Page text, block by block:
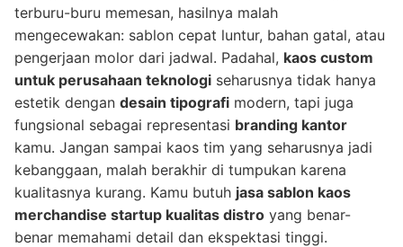
terburu-buru memesan, hasilnya malah
mengecewakan: sablon cepat luntur, bahan gatal, atau
pengerjaan molor dari jadwal. Padahal, kaos custom
untuk perusahaan teknologi seharusnya tidak hanya
estetik dengan desain tipografi modern, tapi juga
fungsional sebagai representasi branding kantor
kamu. Jangan sampai kaos tim yang seharusnya jadi
kebanggaan, malah berakhir di tumpukan karena
kualitasnya kurang. Kamu butuh jasa sablon kaos
merchandise startup kualitas distro yang benar-
benar memahami detail dan ekspektasi tinggi.